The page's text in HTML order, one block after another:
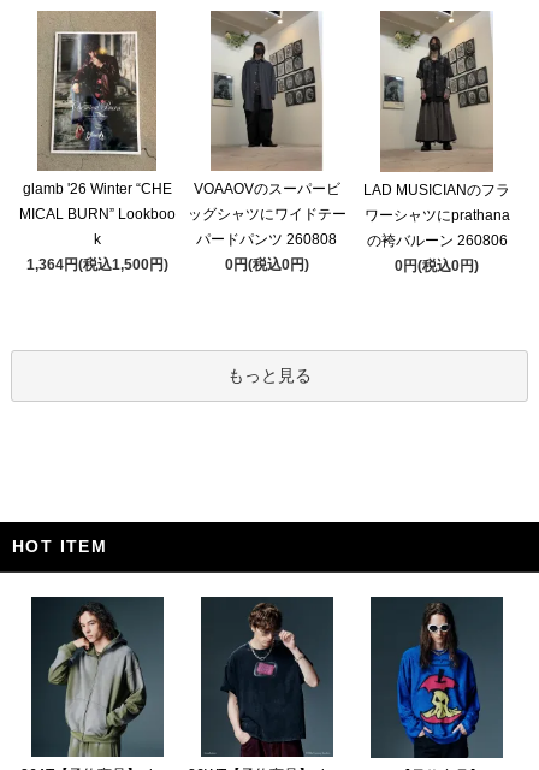
glamb '26 Winter “CHE
MICAL BURN” Lookboo
k
1,364円(税込1,500円)
VOAAOVのスーパービ
ッグシャツにワイドテー
パードパンツ 260808
0円(税込0円)
LAD MUSICIANのフラ
ワーシャツにprathana
の袴バルーン 260806
0円(税込0円)
もっと見る
HOT ITEM